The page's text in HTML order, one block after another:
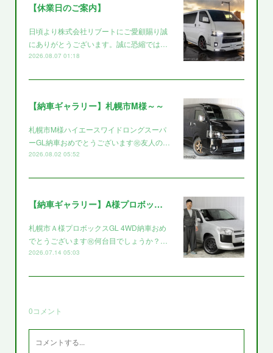
【休業日のご案内】
日頃より株式会社リブートにご愛顧賜り誠
にありがとうございます。誠に恐縮では…
2026.08.07 01:18
【納車ギャラリー】札幌市M様～～
札幌市M様ハイエースワイドロングスーパ
ーGL納車おめでとうございます㊗️友人の…
2026.08.02 05:52
【納車ギャラリー】A様プロボックス～～
札幌市Ａ様プロボックスGL 4WD納車おめ
でとうございます㊗️何台目でしょうか？…
2026.07.14 05:03
0コメント